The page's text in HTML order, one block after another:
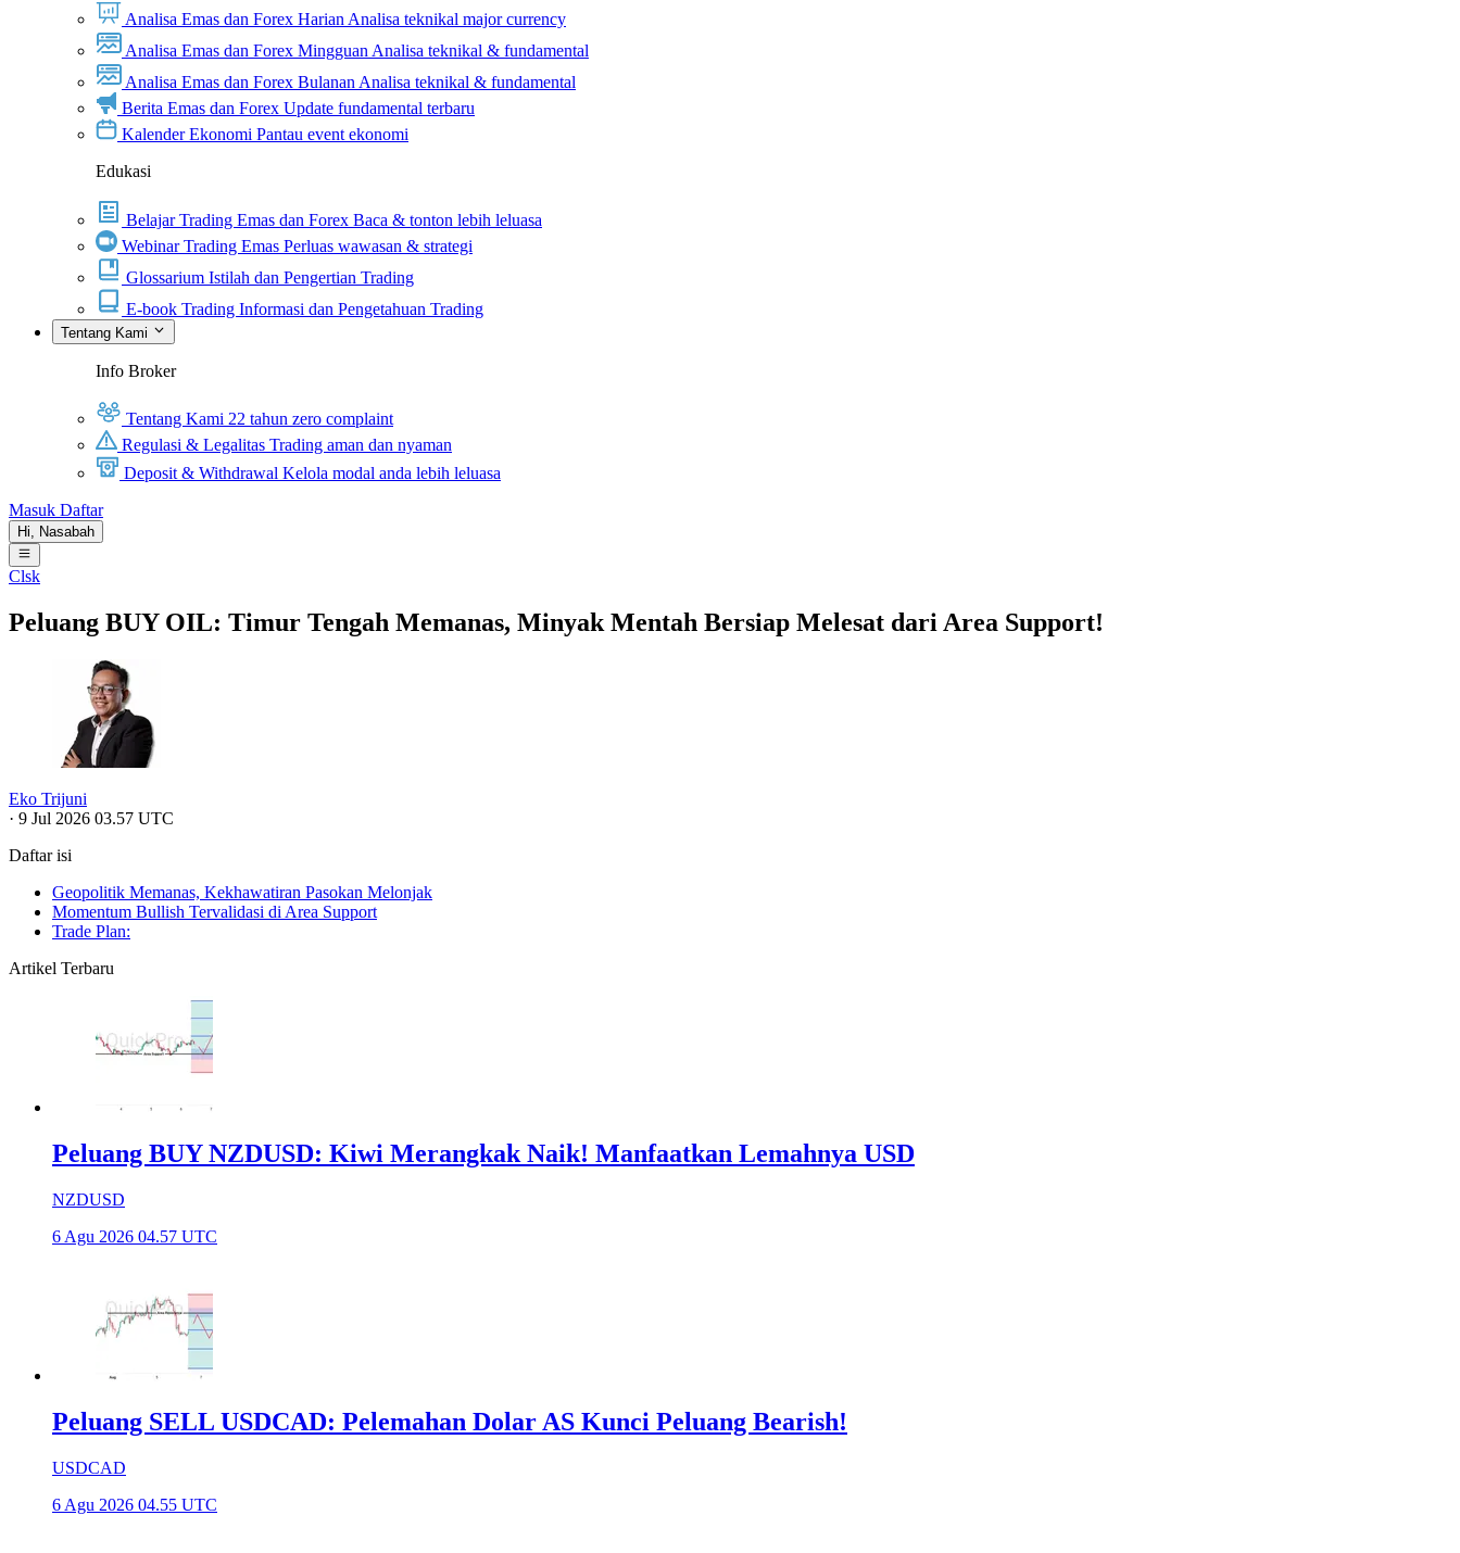
Analisa Emas dan Forex HarianAnalisa teknikal major currency
Analisa Emas dan Forex MingguanAnalisa teknikal & fundamental
Analisa Emas dan Forex BulananAnalisa teknikal & fundamental
Berita Emas dan Forex Update fundamental terbaru
Kalender Ekonomi Pantau event ekonomi
Edukasi
Belajar Trading Emas dan Forex Baca & tonton lebih leluasa
Webinar Trading Emas Perluas wawasan & strategi
Glossarium Istilah dan Pengertian Trading
E-book Trading Informasi dan Pengetahuan Trading
Tentang Kami
Info Broker
Tentang Kami 22 tahun zero complaint
Regulasi & Legalitas Trading aman dan nyaman
Deposit & Withdrawal Kelola modal anda lebih leluasa
Masuk Daftar
Hi, Nasabah
Clsk
Peluang BUY OIL: Timur Tengah Memanas, Minyak Mentah Bersiap Melesat dari Area Support!
Eko Trijuni
· 9 Jul 2026 03.57 UTC
Daftar isi
Geopolitik Memanas, Kekhawatiran Pasokan Melonjak
Momentum Bullish Tervalidasi di Area Support
Trade Plan:
Artikel Terbaru
Peluang BUY NZDUSD: Kiwi Merangkak Naik! Manfaatkan Lemahnya USD
NZDUSD
6 Agu 2026 04.57 UTC
Peluang SELL USDCAD: Pelemahan Dolar AS Kunci Peluang Bearish!
USDCAD
6 Agu 2026 04.55 UTC